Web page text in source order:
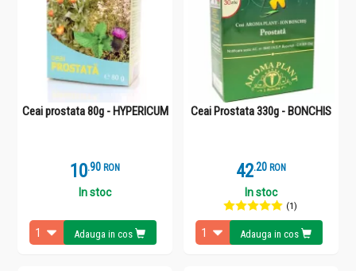
Ceai prostata 80g - HYPERICUM
10.9 RON
In stoc
Adauga in cos
Ceai Prostata 330g - BONCHIS
42.2 RON
In stoc
(1)
Adauga in cos